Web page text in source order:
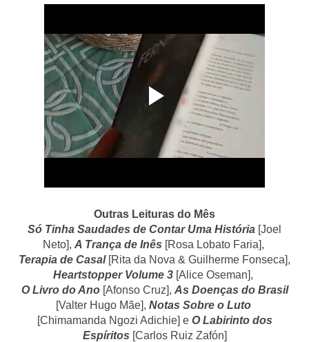
Outras Leituras do Mês
Só Tinha Saudades de Contar Uma História [Joel
Neto], A Trança de Inês [Rosa Lobato Faria],
Terapia de Casal[Rita da Nova & Guilherme Fonseca],
Heartstopper Volume 3 [Alice Oseman],
O Livro do Ano[Afonso Cruz], As Doenças do Brasil
[Valter Hugo Mãe], Notas Sobre o Luto
[Chimamanda Ngozi Adichie] e O Labirinto dos
Espíritos [Carlos Ruiz Zafón]